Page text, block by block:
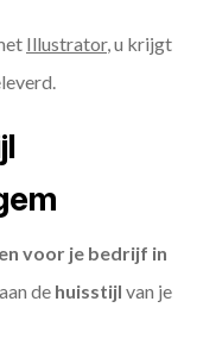
Illustrator, u krijgt
voor je bedrijf in
de huisstijl van je